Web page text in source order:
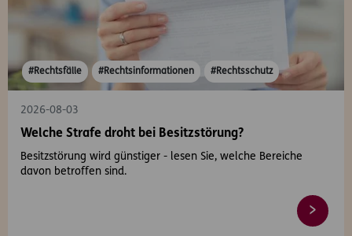
#Rechtsfälle #Rechtsinformationen #Rechtsschutz
2026-08-03
Welche Strafe droht bei Besitzstörung?
Besitzstörung wird günstiger - lesen Sie, welche Bereiche
davon betroffen sind.